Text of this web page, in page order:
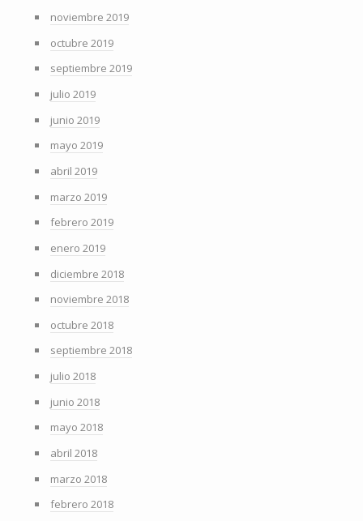
noviembre 2019
octubre 2019
septiembre 2019
julio 2019
junio 2019
mayo 2019
abril 2019
marzo 2019
febrero 2019
enero 2019
diciembre 2018
noviembre 2018
octubre 2018
septiembre 2018
julio 2018
junio 2018
mayo 2018
abril 2018
marzo 2018
febrero 2018